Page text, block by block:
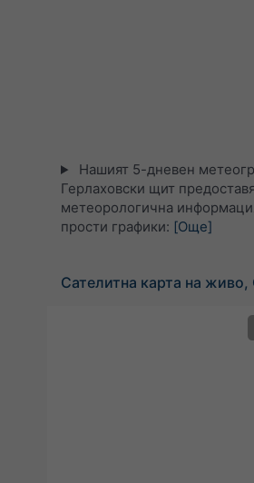
Нашият 5-дневен
Герлаховски щит
метеорологична
прости графики: [Още]
Сателитна карта на